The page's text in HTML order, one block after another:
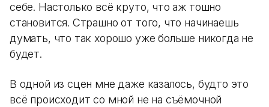
себе. Настолько всё круто, что аж тошно
становится. Страшно от того, что начинаешь
думать, что так хорошо уже больше никогда не
будет.
В одной из сцен мне даже казалось, будто это
всё происходит со мной не на съёмочной